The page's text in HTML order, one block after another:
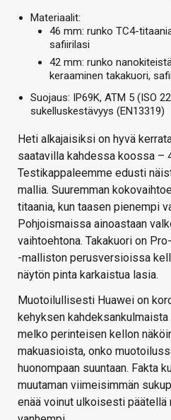
Materiaalit:
46 mm: runko TC4-
safiirilasi
42 mm: runko
keraaminen takakuori,
Suojaus: IP69K, ATM 5 (ISO
sukelluskestävyys (EN13319)
Heti alkajaisiksi on hyvä
saatavilla kahdessa koossa –
Testikappaleemme edusti
mallia. Suuremman
titaania, kun taasen pienempi
Pohjoismaissa ainoastaan
vaihtoehtona. Takakuori on
-malliston perusversioissa
näytön pinta karkaistua lasia.
Muotoilullisesti Huawei on
kehyksen
melko perinteisen kellon
makuasioista, onko
huonompaan suuntaan. Fakta
muutaman viimeisimmän
enää voinut ulkoisesti päätellä